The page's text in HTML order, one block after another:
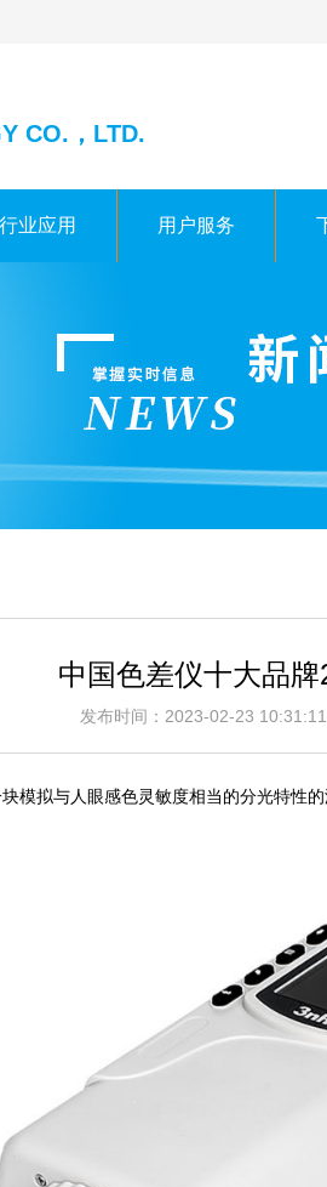
CO.，LTD.
行业应用 用户服务
中国色差仪十大品牌
发布时间：2023-02-23
模拟与人眼感色灵敏度相当的分光特性的